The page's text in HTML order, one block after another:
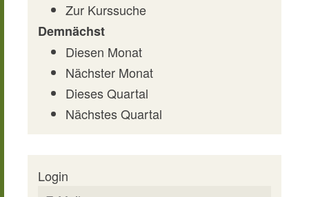
Zur Kurssuche
Demnächst
Diesen Monat
Nächster Monat
Dieses Quartal
Nächstes Quartal
Login